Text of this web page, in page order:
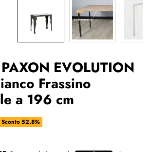
EVOLUTION
Frassino
a 196 cm
Sconto 52.8%